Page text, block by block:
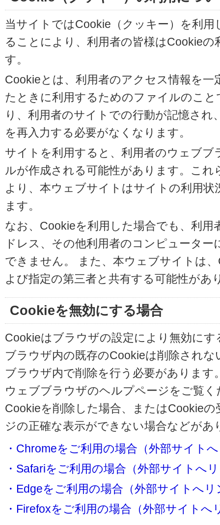
当サイトではCookie（クッキー）を利
ることにより、利用者の皆様はCookie
す。
Cookieとは、利用者のアクセス情報を
たときに利用するためのファイルのこ
り、利用者のサイトでの行動が記憶さ
を再入力する必要がなくなります。
サイトを利用すると、利用者のウェブ
ルが作成される可能性があります。こ
より、本ウェブサイトはサイトの利用
ます。
なお、Cookieを利用した場合でも、利用
ドレス、その他利用者のコンピュータ
できません。 また、本ウェブサイトは
よび指定の第三者と共有する可能性があ
Cookieを無効にする場合
Cookieはブラウザの設定により無効に
ブラウザ内の既存のCookieは削除され
ブラウザ内で削除を行う必要があります
ウェブブラウザのヘルプページをご覧く
Cookieを削除した場合、またはCookie
ジの正確な表示ができない場合などが
・Chromeをご利用の場合（外部サイト
・Safariをご利用の場合（外部サイトへ
・Edgeをご利用の場合（外部サイトへリ
・Firefoxをご利用の場合（外部サイトへ